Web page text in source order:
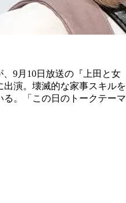
、9月10日放送の『上田と女
演。壊滅的な家事スキルを
。「この日のトークテーマ